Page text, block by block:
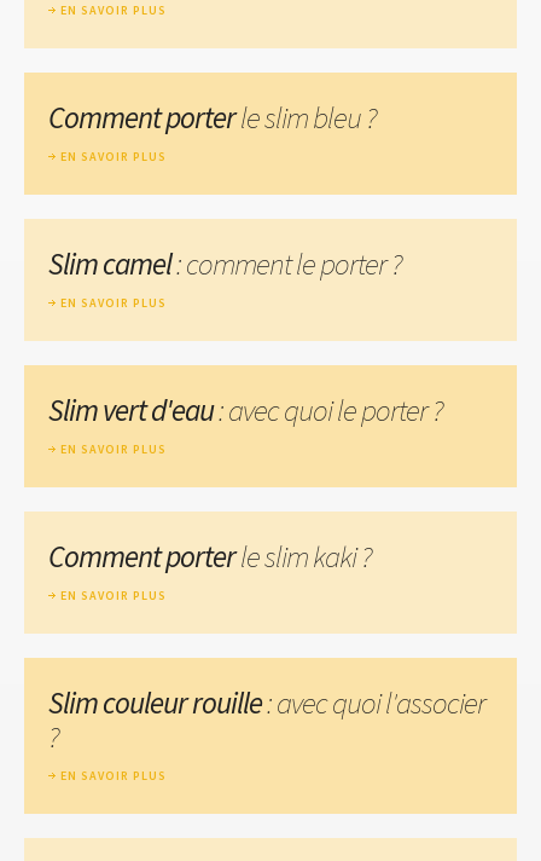
EN SAVOIR PLUS
Comment porterle slim bleu ?
EN SAVOIR PLUS
Slim camel: comment le porter ?
EN SAVOIR PLUS
Slim vert d'eau: avec quoi le porter ?
EN SAVOIR PLUS
Comment porterle slim kaki ?
EN SAVOIR PLUS
Slim couleur rouille: avec quoi l'associer
?
EN SAVOIR PLUS